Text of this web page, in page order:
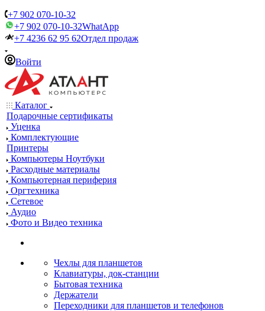
+7 902 070-10-32
+7 902 070-10-32WhatApp
+7 4236 62 95 62Отдел продаж
Войти
Каталог
Подарочные сертификаты
Уценка
Комплектующие
Принтеры
Компьютеры Ноутбуки
Расходные материалы
Компьютерная периферия
Оргтехника
Сетевое
Аудио
Фото и Видео техника
Чехлы для планшетов
Клавиатуры, док-станции
Бытовая техника
Держатели
Переходники для планшетов и телефонов